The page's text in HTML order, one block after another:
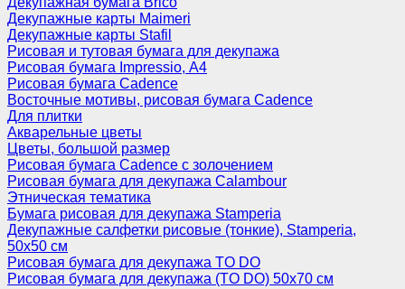
Декупажные карты Maimeri
Декупажные карты Stafil
Рисовая и тутовая бумага для декупажа
Рисовая бумага Impressio, А4
Рисовая бумага Cadence
Восточные мотивы, рисовая бумага Cadence
Для плитки
Акварельные цветы
Цветы, большой размер
Рисовая бумага Cadence c золочением
Рисовая бумага для декупажа Calambour
Этническая тематика
Бумага рисовая для декупажа Stamperia
Декупажные салфетки рисовые (тонкие), Stamperia,
50х50 см
Рисовая бумага для декупажа TO DO
Рисовая бумага для декупажа (TO DO) 50х70 см